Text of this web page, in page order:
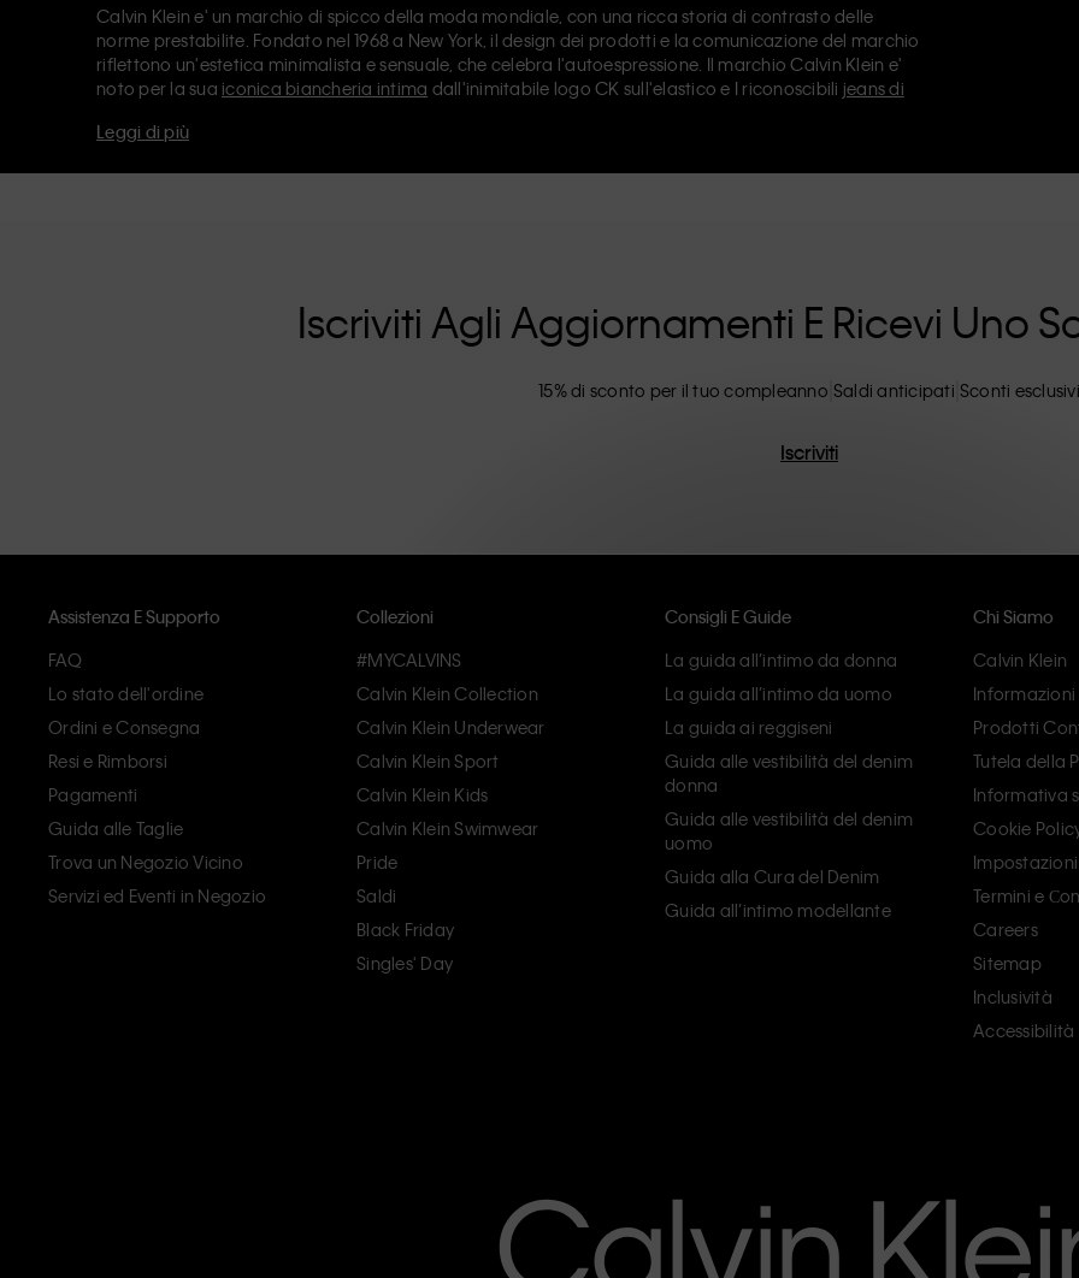
Calvin Klein e' un marchio di spicco della moda mondiale, con una ricca storia di contrasto delle
norme prestabilite. Fondato nel 1968 a New York, il design dei prodotti e la comunicazione del marchio
riflettono un'estetica minimalista e sensuale, che celebra l'autoespressione. Il marchio Calvin Klein e'
noto per la sua iconica biancheria intima dall'inimitabile logo CK sull'elastico e I riconoscibili jeans di
accessori, che puntano ad elevare I capi essenziali di tutti I giorni. Tutte le linee di Calvin Klein, Calvin
Leggi di più
Iscriviti Agli Aggiornamenti E Ricevi Uno
15% di sconto per il tuo compleanno Saldi anticipati Sconti esclusivi
Iscriviti
Assistenza E Supporto
FAQ
Lo stato dell'ordine
Ordini e Consegna
Resi e Rimborsi
Pagamenti
Guida alle Taglie
Trova un Negozio Vicino
Servizi ed Eventi in Negozio
Collezioni
#MYCALVINS
Calvin Klein Collection
Calvin Klein Underwear
Calvin Klein Sport
Calvin Klein Kids
Calvin Klein Swimwear
Pride
Saldi
Black Friday
Singles' Day
Consigli E Guide
La guida all’intimo da donna
La guida all’intimo da uomo
La guida ai reggiseni
Guida alle vestibilità del denim
donna
Guida alle vestibilità del denim
uomo
Guida alla Cura del Denim
Guida all’intimo modellante
Chi Siamo
Calvin Klein
Prodotti
Tutela della
Informativa
Cookie
Termini e
Careers
Sitemap
Inclusività
Accessibilità